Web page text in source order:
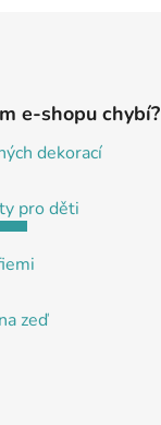
e-shopu chybí?
dekorací
pro děti
zeď